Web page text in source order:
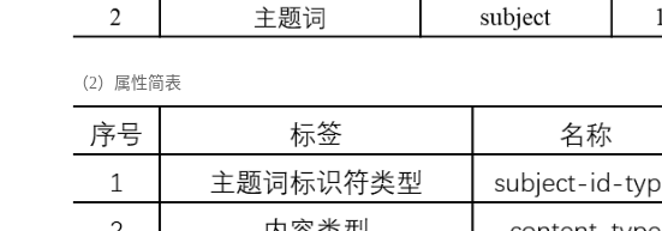
（2）属性简表